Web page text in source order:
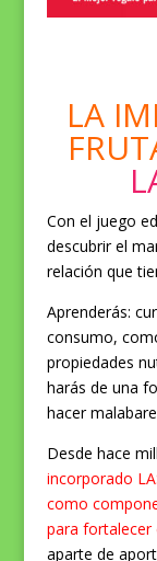
LA
Con el juego
descubrir el
relación que
Aprenderás:
consumo,
propiedades
harás de una
hacer
Desde hace
incorporado
como
para fortalecer
aparte de